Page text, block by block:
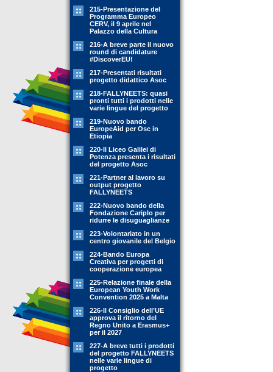
215-Presentazione del
Programma Europeo
CERV, il 9 aprile nel
Palazzo della Cultura
216-A breve parte il nuovo
round di candidature
#DiscoverEU!
217-Presentati risultati
progetto didattico Asoc
218-FALLYNEETS: quasi
pronti tutti i prodotti nelle
varie lingue del progetto
219-Nuovo bando
EuropeAid per Osc in
Etiopia
220-Il Liceo Galilei di
Potenza presenta i risultati
del progetto Asoc
221-Partner al lavoro su
output progetto
FALLYNEETS
222-Nuovo bando della
Fondazione Cariplo per
ridurre le disuguaglianze
223-Volontariato in un
centro giovanile del Belgio
224-Bando Europa
Creativa per progetti di
cooperazione europea
225-Relazione finale della
European Youth Work
Convention 2025 a Malta
226-Il Consiglio dell’UE
approva il ritorno del
Regno Unito a Erasmus+
per il 2027
227-A breve tutti i prodotti
del progetto FALLYNEETS
nelle varie lingue di
progetto